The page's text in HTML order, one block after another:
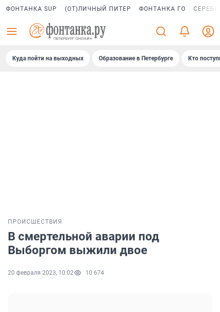
ФОНТАНКА SUP (ОТ)ЛИЧНЫЙ ПИТЕР ФОНТАНКА ГО
Куда пойти на выходных Образование в Петербурге Кто
ПРОИСШЕСТВИЯ
В смертельной аварии под
Выборгом выжили двое
20 февраля 2023, 10:02 10 674